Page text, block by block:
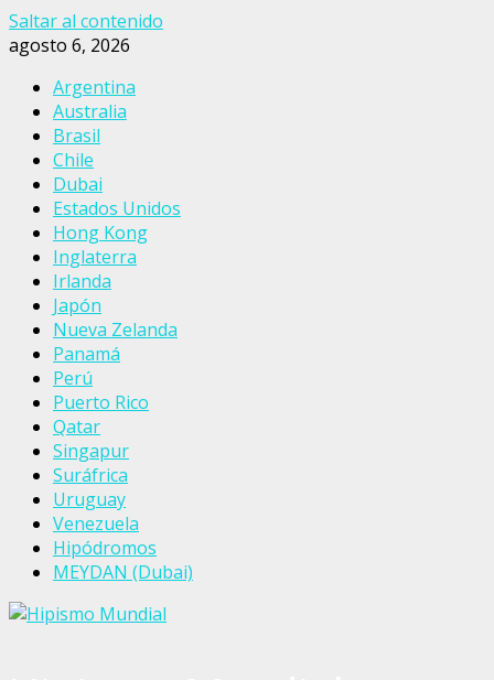
Saltar al contenido
agosto 6, 2026
Argentina
Australia
Brasil
Chile
Dubai
Estados Unidos
Hong Kong
Inglaterra
Irlanda
Japón
Nueva Zelanda
Panamá
Perú
Puerto Rico
Qatar
Singapur
Suráfrica
Uruguay
Venezuela
Hipódromos
MEYDAN (Dubai)